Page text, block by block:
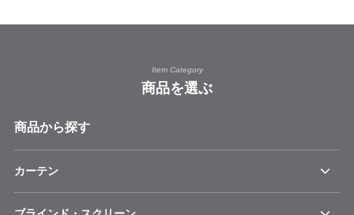
Item Category
商品を選ぶ
商品から探す
カーテン